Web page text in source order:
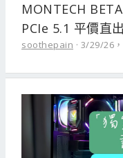
MONTECH
PCIe 5.1 平價直
soothepain 3/29/26